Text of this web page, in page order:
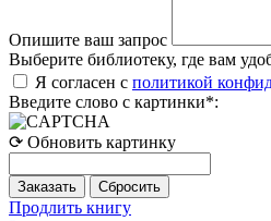
Опишите ваш запрос
Выберите библиотеку, где вам
Я согласен с политикой
Введите слово с картинки*:
⟳ Обновить картинку
Продлить книгу